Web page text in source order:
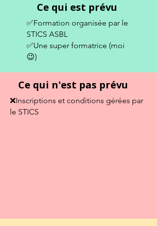
Ce qui est prévu
✅Formation organisée par le
STICS ASBL
✅Une super formatrice (moi
😉)
Ce qui n'est pas prévu
❌Inscriptions et conditions gérées par
le STICS